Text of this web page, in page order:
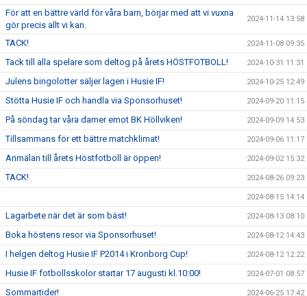
För att en bättre värld för våra barn, börjar med att vi vuxna
gör precis allt vi kan.
2024-11-14 13:58
TACK! 2024-11-08 09:35
Tack till alla spelare som deltog på årets HÖSTFOTBOLL! 2024-10-31 11:31
Julens bingolotter säljer lagen i Husie IF! 2024-10-25 12:49
Stötta Husie IF och handla via Sponsorhuset! 2024-09-20 11:15
På söndag tar våra damer emot BK Höllviken! 2024-09-09 14:53
Tillsammans för ett bättre matchklimat! 2024-09-06 11:17
Anmälan till årets Höstfotboll är öppen! 2024-09-02 15:32
TACK! 2024-08-26 09:23
2024-08-15 14:14
Lagarbete när det är som bäst! 2024-08-13 08:10
Boka höstens resor via Sponsorhuset! 2024-08-12 14:43
I helgen deltog Husie IF P2014 i Kronborg Cup! 2024-08-12 12:22
Husie IF fotbollsskolor startar 17 augusti kl.10:00! 2024-07-01 08:57
Sommartider! 2024-06-25 17:42